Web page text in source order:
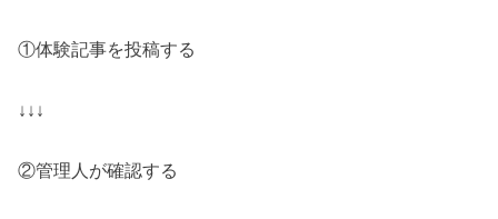
①体験記事を投稿する
↓↓↓
②管理人が確認する